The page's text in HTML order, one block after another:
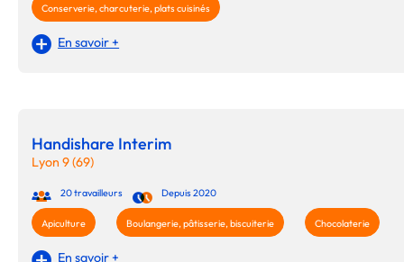
Conserverie, charcuterie, plats cuisinés
En savoir +
Handishare Interim
Lyon 9 (69)
20 travailleurs Depuis 2020
Apiculture Boulangerie, pâtisserie, biscuiterie Chocolaterie
En savoir +